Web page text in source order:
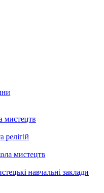
мистецтв
релігій
мистецтв
навчальні заклади